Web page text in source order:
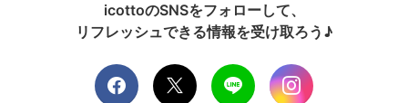
icottoのSNSをフォローして、
リフレッシュできる情報を受け取ろう♪